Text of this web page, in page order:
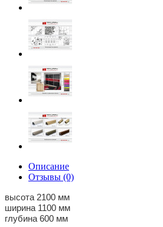
Описание
Отзывы (0)
высота 2100 мм
ширина 1100 мм
глубина 600 мм